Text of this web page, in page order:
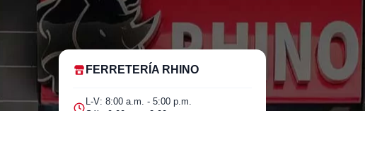
FERRETERÍA RHINO
L-V: 8:00 a.m. - 5:00 p.m.
Sáb: 9:00 am - 2:00 pm